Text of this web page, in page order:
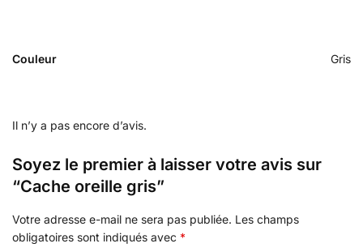
Couleur Gris
Il n’y a pas encore d’avis.
Soyez le premier à laisser votre avis sur
“Cache oreille gris”
Votre adresse e-mail ne sera pas publiée. Les champs
obligatoires sont indiqués avec *